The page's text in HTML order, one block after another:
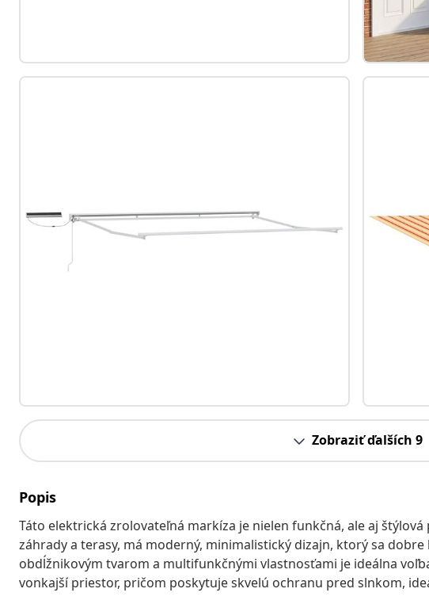
Zobraziť ďalších 9
Popis
Táto elektrická zrolovateľná markíza je nielen funkčná, ale aj
záhrady a terasy, má moderný, minimalistický dizajn, ktorý sa
obdĺžnikovým tvarom a multifunkčnými vlastnosťami je ideálna
vonkajší priestor, pričom poskytuje skvelú ochranu pred slnkom,